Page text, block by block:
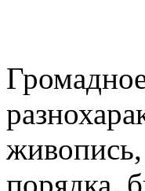
живопись,
порядка,